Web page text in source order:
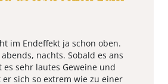
im Endeffekt ja schon oben.
nachts. Sobald es ans
sehr lautes Geweine und
sich so extrem wie zu einer